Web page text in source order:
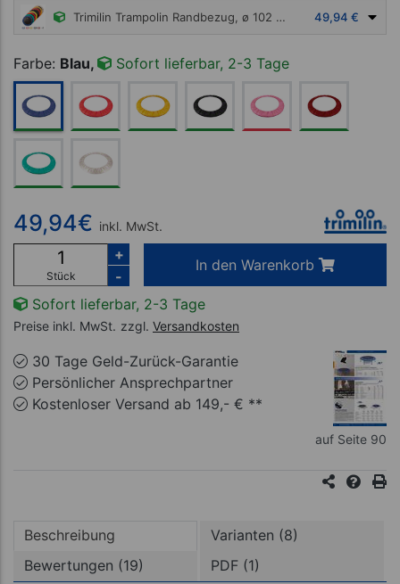
Trimilin Trampolin Randbezug, ø 102 cm 49,94 €
Farbe: Blau, Sofort lieferbar, 2-3 Tage
49,94€ inkl. MwSt.
Stück
+
-
In den Warenkorb
Sofort lieferbar, 2-3 Tage
Preise inkl. MwSt. zzgl. Versandkosten
30 Tage Geld-Zurück-Garantie
Persönlicher Ansprechpartner
Kostenloser Versand ab 149,- € **
auf Seite 90
Beschreibung
Varianten (8)
Bewertungen (19)
PDF (1)